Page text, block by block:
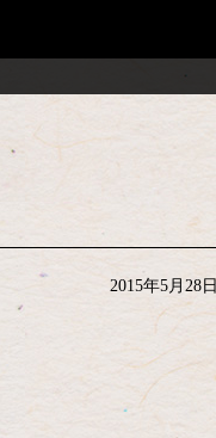
2015年5月28日